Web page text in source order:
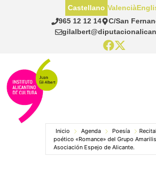
965 12 12 14
C/San
Castellano Valencià
Inicio Agenda Poesía
Recital
poético «Romance» del Grupo
Asociación Espejo de Alicante.